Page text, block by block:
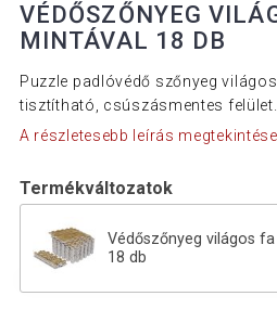
VÉDŐSZŐNYEG
MINTÁVAL 18 DB
Puzzle padlóvédő szőnyeg
tisztítható, csúszásmentes felület.
A részletesebb leírás megtekintése
Termékváltozatok
Védőszőnyeg világos
18 db